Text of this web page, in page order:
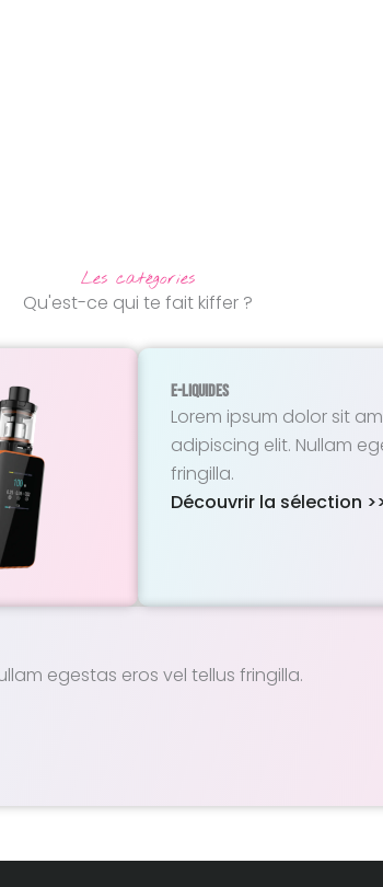
Les catégories
Qu'est-ce qui te fait kiffer ?
E-Liquides
Lorem ipsum dolor sit
adipiscing elit. Nullam
fringilla.
Découvrir la sélection
egestas eros vel tellus fringilla.